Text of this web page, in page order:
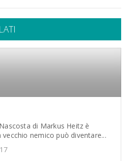
di Markus Heitz è
nemico può diventare...